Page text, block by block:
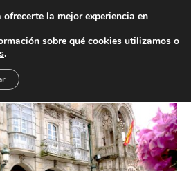
Maios
dos Maios
la mejor experiencia en
sobre qué cookies utilizamos o
.